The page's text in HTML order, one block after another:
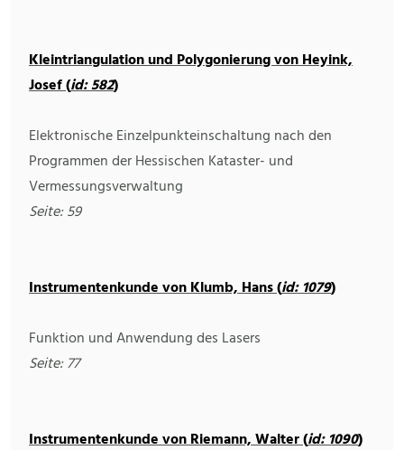
Kleintriangulation und Polygonierung von Heyink,
Josef (id: 582)
Elektronische Einzelpunkteinschaltung nach den
Programmen der Hessischen Kataster- und
Vermessungsverwaltung
Seite: 59
Instrumentenkunde von Klumb, Hans (id: 1079)
Funktion und Anwendung des Lasers
Seite: 77
Instrumentenkunde von Riemann, Walter (id: 1090)